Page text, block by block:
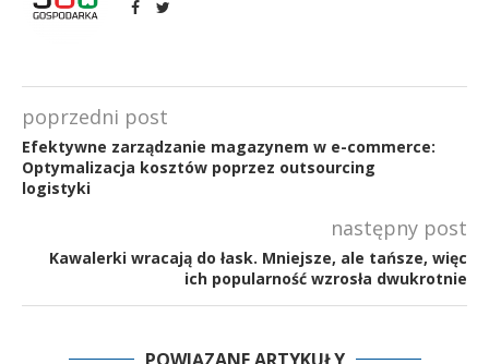
poprzedni post
Efektywne zarządzanie magazynem w e-commerce:
Optymalizacja kosztów poprzez outsourcing
logistyki
następny post
Kawalerki wracają do łask. Mniejsze, ale tańsze, więc
ich popularność wzrosła dwukrotnie